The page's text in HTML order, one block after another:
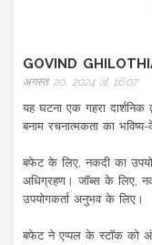
GOVIND
अगस्त 20, 2024 at 16:07
यह घटना एक गहरा दार्शनिक
बनाम रचनात्मकता का
बफेट के लिए, नकदी का
अधिग्रहण। जॉब्स के लिए,
उपयोगकर्ता अनुभव के लिए।
बफेट ने एप्पल के स्टॉक को